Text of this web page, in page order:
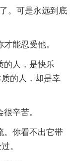
。可是永远到底
能忍受他。
的人，是快乐
的人，却是幸
辛苦。
。你看不出它带
。